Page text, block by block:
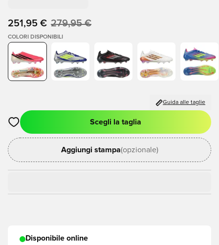
251,95 € 279,95 €
COLORI DISPONIBILI
Guida alle taglie
Apre una finestra modale per accedere o registrarsi come
Scegli la taglia
Aggiungi stampa(opzionale)
Disponibile online